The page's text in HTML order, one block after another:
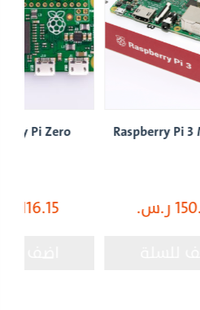
Raspberry Pi Zero
116.15 ر.س.